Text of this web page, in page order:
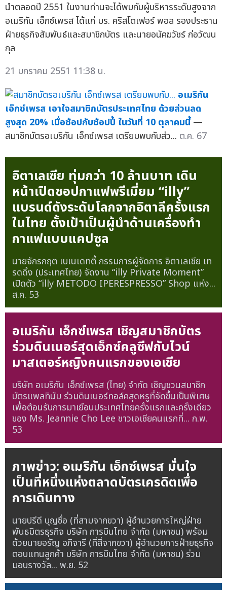
นำตลอดปี 2551 ในงานท่านจะได้พบกับผู้บริหารระดับสูงจาก
อเมริกัน เอ็กซ์เพรส ได้แก่ มร. คริสโตเฟอร์ พอล รองประธาน
ฝ่ายธุรกิจสัมพันธ์และสมาชิกบัตร และนายอนัคฆวัชร์ ก่อวัฒน
กุล
21 มกราคม 2551 11:38 น.
อเมริกัน
เอ็กซ์เพรส เอาใจสมาชิกบัตรประเทศไทย ด้วยส่วนลด
สูงสุด 20% เมื่อช้อปกับช้อปปี้ ในวันที่ 10 ตุลาคมนี้ —
สมาชิกบัตรอเมริกัน เอ็กซ์เพรส เตรียมพบกับส่ว... ต.ค. 67
อิตาเลเซีย ทุ่มกว่า 10 ล้านบาท เดิน
หน้าเปิดชอปกาแฟพรีเมี่ยม “illy”
แบรนด์ดังระดับโลกจากอิตาลีครั้งแรก
ในไทย ตั้งเป้าเป็นผู้นำด้านเครื่องทำ
กาแฟแบบแคปซูล
นายจักรกฤต เบเนเดทตี้ กรรมการผู้จัดการ อิตาเลเชีย เท
รดดิ้ง (ประเทศไทย) จัดงาน “illy Private Moment”
เปิดตัว “illy METODO IPERESPRESSO” Shop แห่ง...
ส.ค. 53
อเมริกัน เอ็กซ์เพรส เชิญสมาชิกบัตร
ร่วมดินเนอร์สุดเอ็กซ์คลูซีฟกับไวน์
มาสเตอร์หญิงคนแรกของเอเชีย
บริษัท อเมริกัน เอ็กซ์เพรส (ไทย) จำกัด เชิญชวนสมาชิก
บัตรแพลทินัม ร่วมดินเนอร์ทอล์คสุดหรูที่จัดขึ้นเป็นพิเศษ
เพื่อต้อนรับการมาเยือนประเทศไทยครั้งแรกและครั้งเดียว
ของ Ms. Jeannie Cho Lee ชาวเอเชียคนแรกที่... ก.พ.
53
ภาพข่าว: อเมริกัน เอ็กซ์เพรส มั่นใจ
เป็นที่หนึ่งแห่งตลาดบัตรเครดิตเพื่อ
การเดินทาง
นายปรีดี บุญซื่อ (ที่สามจากขวา) ผู้อำนวยการใหญ่ฝ่าย
พันธมิตรธุรกิจ บริษัท การบินไทย จำกัด (มหาชน) พร้อม
ด้วยนายอรัญ อภิจารี (ที่สี่จากขวา) ผู้อำนวยการฝ่ายธุรกิจ
ตอบแทนลูกค้า บริษัท การบินไทย จำกัด (มหาชน) ร่วม
มอบรางวัล... พ.ย. 52